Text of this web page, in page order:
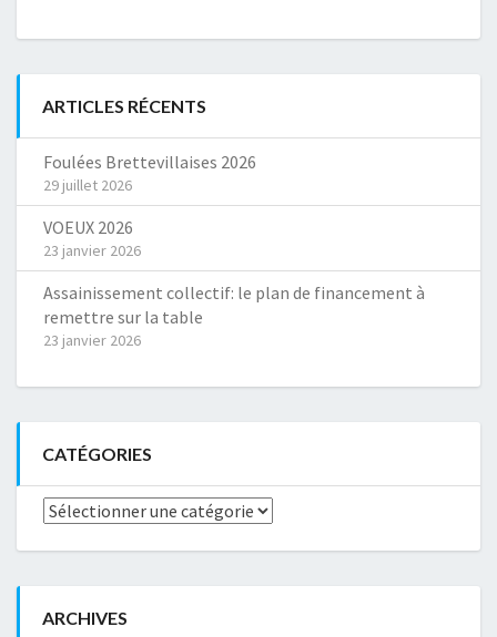
ARTICLES RÉCENTS
Foulées Brettevillaises 2026
29 juillet 2026
VOEUX 2026
23 janvier 2026
Assainissement collectif: le plan de financement à
remettre sur la table
23 janvier 2026
CATÉGORIES
Catégories
ARCHIVES